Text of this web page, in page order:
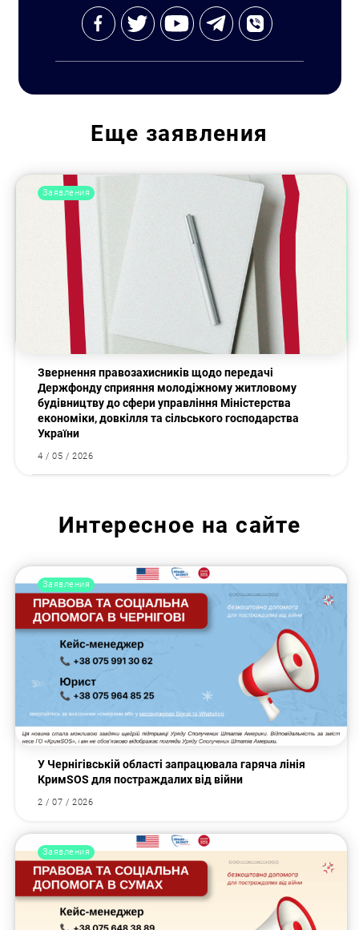
Еще заявления
Заявления
Звернення правозахисників щодо передачі
Держфонду сприяння молодіжному житловому
будівництву до сфери управління Міністерства
економіки, довкілля та сільського господарства
України
4 / 05 / 2026
Интересное на сайте
Заявления
У Чернігівській області запрацювала гаряча лінія
КримSOS для постраждалих від війни
2 / 07 / 2026
Заявления